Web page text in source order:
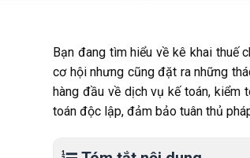
Bạn đang tìm hiểu về kê khai thuế
cơ hội nhưng cũng đặt ra những
hàng đầu về dịch vụ kế toán, kiểm
toán độc lập, đảm bảo tuân thủ